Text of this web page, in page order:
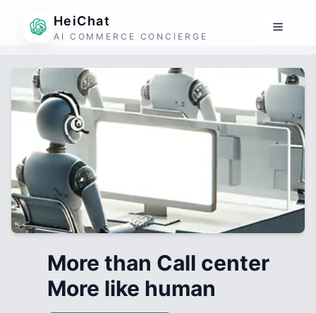
HeiChat
AI COMMERCE CONCIERGE
More than Call center
More like human